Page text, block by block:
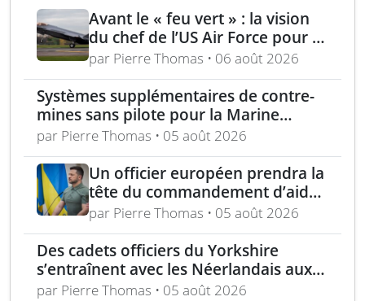
Avant le « feu vert » : la vision
du chef de l’US Air Force pour la
puissance aérienne alliée passe
par la langue, la culture et
l’expertise régionale
par Pierre Thomas • 06 août 2026
Systèmes supplémentaires de contre-
mines sans pilote pour la Marine
nationale française
par Pierre Thomas • 05 août 2026
Un officier européen prendra la
tête du commandement d’aide
militaire à l’Ukraine d’ici un an
par Pierre Thomas • 05 août 2026
Des cadets officiers du Yorkshire
s’entraînent avec les Néerlandais aux
Pays-Bas
par Pierre Thomas • 05 août 2026